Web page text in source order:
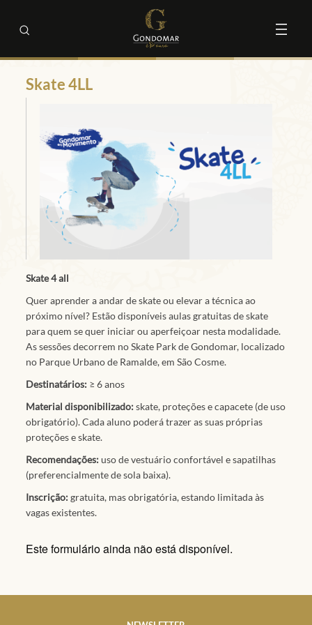
Skate 4LL
Skate 4 all
Quer aprender a andar de skate ou elevar a técnica ao
próximo nível? Estão disponíveis aulas gratuitas de skate
para quem se quer iniciar ou aperfeiçoar nesta modalidade.
As sessões decorrem no Skate Park de Gondomar, localizado
no Parque Urbano de Ramalde, em São Cosme.
Destinatários: ≥ 6 anos
Material disponibilizado:skate, proteções e capacete (de uso
obrigatório). Cada aluno poderá trazer as suas próprias
proteções e skate.
Recomendações:uso de vestuário confortável e sapatilhas
(preferencialmente de sola baixa).
Inscrição:gratuita, mas obrigatória, estando limitada às
vagas existentes.
Este formulário ainda não está disponível.